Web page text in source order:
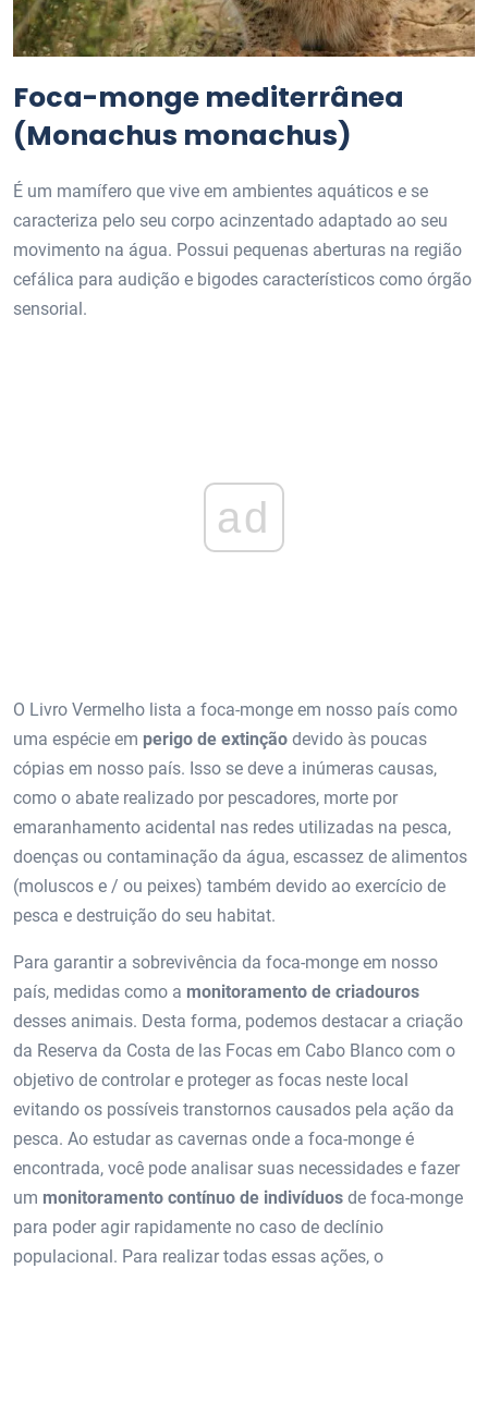
Foca-monge mediterrânea
(Monachus monachus)
É um mamífero que vive em ambientes aquáticos e se
caracteriza pelo seu corpo acinzentado adaptado ao seu
movimento na água. Possui pequenas aberturas na região
cefálica para audição e bigodes característicos como órgão
sensorial.
ad
O Livro Vermelho lista a foca-monge em nosso país como
uma espécie em perigo de extinção devido às poucas
cópias em nosso país. Isso se deve a inúmeras causas,
como o abate realizado por pescadores, morte por
emaranhamento acidental nas redes utilizadas na pesca,
doenças ou contaminação da água, escassez de alimentos
(moluscos e / ou peixes) também devido ao exercício de
pesca e destruição do seu habitat.
Para garantir a sobrevivência da foca-monge em nosso
país, medidas como a monitoramento de criadouros
desses animais. Desta forma, podemos destacar a criação
da Reserva da Costa de las Focas em Cabo Blanco com o
objetivo de controlar e proteger as focas neste local
evitando os possíveis transtornos causados ​​pela ação da
pesca. Ao estudar as cavernas onde a foca-monge é
encontrada, você pode analisar suas necessidades e fazer
um monitoramento contínuo de indivíduos de foca-monge
para poder agir rapidamente no caso de declínio
populacional. Para realizar todas essas ações, o